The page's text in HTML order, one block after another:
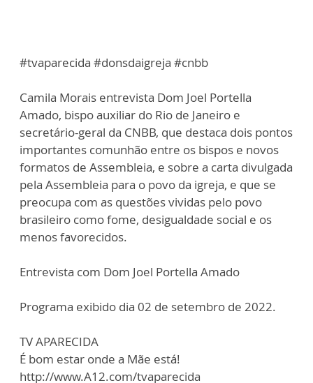
#tvaparecida #donsdaigreja #cnbb
Camila Morais entrevista Dom Joel Portella
Amado, bispo auxiliar do Rio de Janeiro e
secretário-geral da CNBB, que destaca dois pontos
importantes comunhão entre os bispos e novos
formatos de Assembleia, e sobre a carta divulgada
pela Assembleia para o povo da igreja, e que se
preocupa com as questões vividas pelo povo
brasileiro como fome, desigualdade social e os
menos favorecidos.
Entrevista com Dom Joel Portella Amado
Programa exibido dia 02 de setembro de 2022.
TV APARECIDA
É bom estar onde a Mãe está!
http://www.A12.com/tvaparecida